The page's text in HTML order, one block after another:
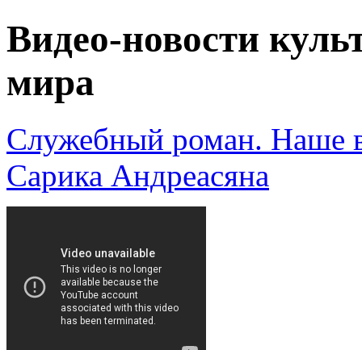
Видео-новости
мира
Служебный роман. Наше
Сарика Андреасяна